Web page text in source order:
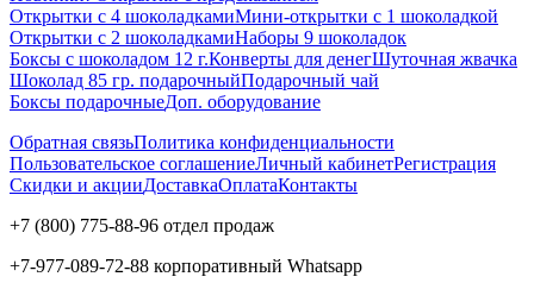
Открытки с 4 шоколадкамиМини-открытки с 1 шоколадкой
Открытки с 2 шоколадкамиНаборы 9 шоколадок
Боксы с шоколадом 12 г.Конверты для денегШуточная жвачка
Шоколад 85 гр. подарочныйПодарочный чай
Боксы подарочныеДоп. оборудование
Обратная связьПолитика конфиденциальности
Пользовательское соглашениеЛичный кабинетРегистрация
Скидки и акцииДоставкаОплатаКонтакты
+7 (800) 775-88-96 отдел продаж
+7-977-089-72-88 корпоративный Whatsapp